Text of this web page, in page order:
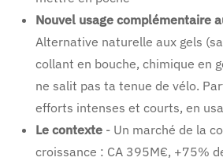
Nouvel usage complémentaire
Alternative naturelle aux gels
collant en bouche, chimique en
ne salit pas ta tenue de vélo.
efforts intenses et courts, en
Le contexte - Un marché de la
croissance : CA 395M€, +75%